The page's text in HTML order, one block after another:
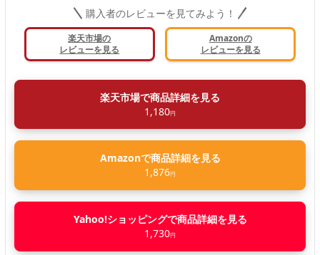
購入者のレビューを見てみよう！
楽天市場の
レビューを見る
Amazonの
レビューを見る
楽天市場で商品詳細を見る
1,180円
Amazonで商品詳細を見る
1,876円
Yahoo!ショッピングで商品詳細を見る
1,730円